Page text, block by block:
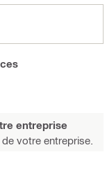
entreprise
votre entreprise.